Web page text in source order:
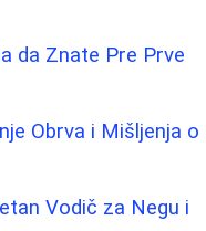
da Znate Pre Prve
Obrva i Mišljenja o
Vodič za Negu i